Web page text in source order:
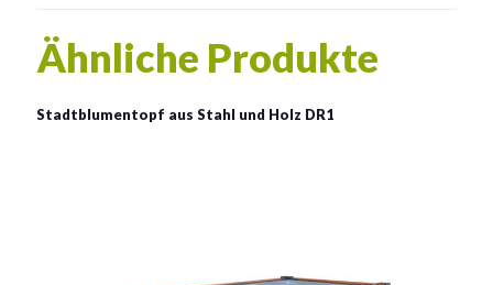
Ähnliche Produkte
Stadtblumentopf aus Stahl und Holz DR1